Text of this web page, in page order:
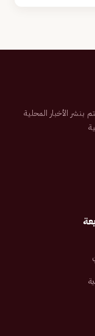
سعودية تم تأسيسها عام 2007م تهتم بنشر الأخبار المحلية